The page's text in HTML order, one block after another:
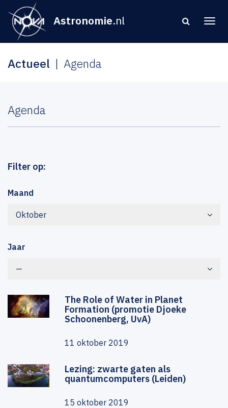
Astronomie.nl
Actueel Agenda
Agenda
Filter op:
Maand
Oktober
Jaar
—
The Role of Water in Planet
Formation (promotie Djoeke
Schoonenberg, UvA)
11 oktober 2019
Lezing: zwarte gaten als
quantumcomputers (Leiden)
15 oktober 2019